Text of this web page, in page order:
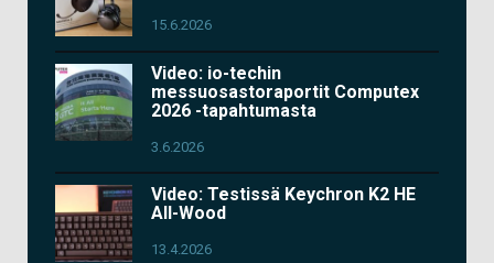
15.6.2026
Video: io-techin
messuosastoraportit Computex
2026 -tapahtumasta
3.6.2026
Video: Testissä Keychron K2 HE
All-Wood
13.4.2026